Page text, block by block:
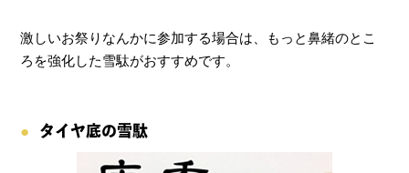
激しいお祭りなんかに参加する場合は、もっと鼻緒のとこ
ろを強化した雪駄がおすすめです。
タイヤ底の雪駄